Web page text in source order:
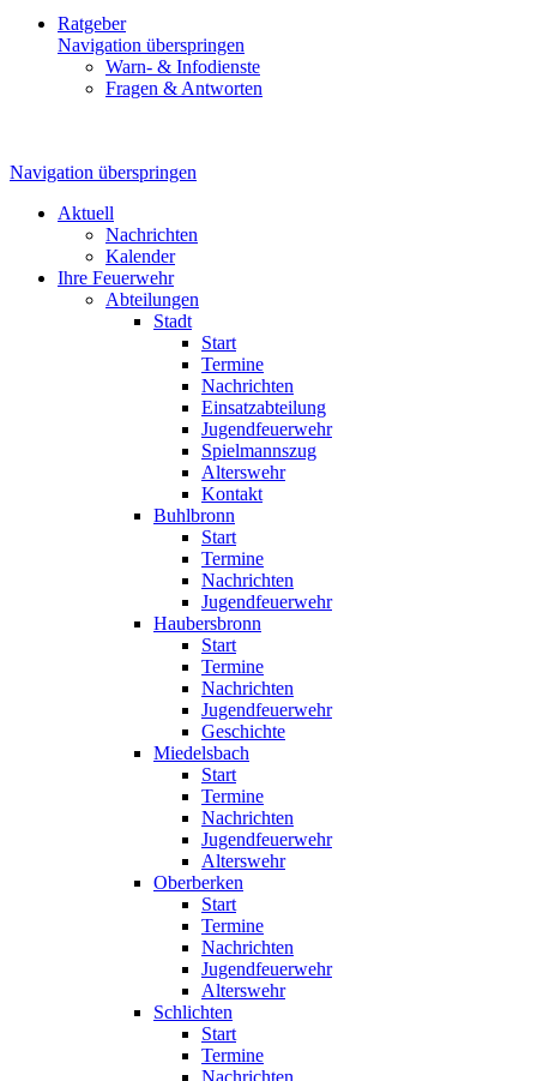
Ratgeber
Navigation überspringen
Warn- & Infodienste
Fragen & Antworten
Navigation überspringen
Aktuell
Nachrichten
Kalender
Ihre Feuerwehr
Abteilungen
Stadt
Start
Termine
Nachrichten
Einsatzabteilung
Jugendfeuerwehr
Spielmannszug
Alterswehr
Kontakt
Buhlbronn
Start
Termine
Nachrichten
Jugendfeuerwehr
Haubersbronn
Start
Termine
Nachrichten
Jugendfeuerwehr
Geschichte
Miedelsbach
Start
Termine
Nachrichten
Jugendfeuerwehr
Alterswehr
Oberberken
Start
Termine
Nachrichten
Jugendfeuerwehr
Alterswehr
Schlichten
Start
Termine
Nachrichten